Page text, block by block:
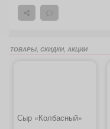
ТОВАРЫ, СКИДКИ, АКЦИИ
Сыр «Колбасный»